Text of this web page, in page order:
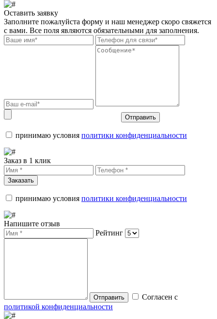
Оставить заявку
Заполните пожалуйста форму и наш менеджер скоро свяжется
с вами. Все поля являются обязательными для заполнения.
Отправить
принимаю условия политики конфиденциальности
Заказ в 1 клик
Заказать
принимаю условия политики конфиденциальности
Напишите отзыв
Рейтинг
Отправить
Согласен с
политикой конфиденциальности